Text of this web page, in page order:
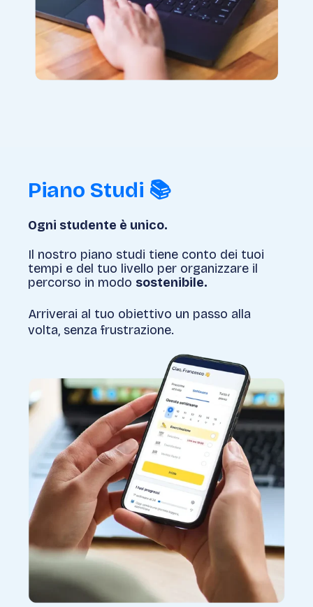
Piano Studi 📚
Ogni studente è unico.
Il nostro piano studi tiene conto dei tuoi
tempi e del tuo livello per organizzare il
percorso in modo sostenibile.
Arriverai al tuo obiettivo un passo alla
volta, senza frustrazione.